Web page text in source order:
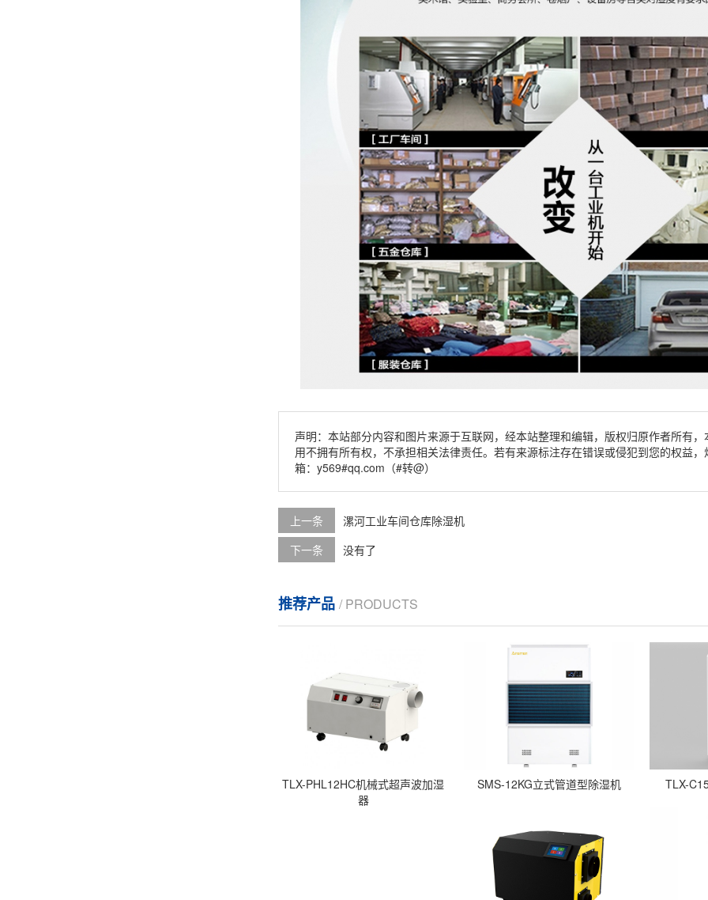
声明：本站部分内容和图片来源于互联网，经本站整理和编辑，版权归原作者所有
用不拥有所有权，不承担相关法律责任。若有来源标注存在错误或侵犯到您的权益
箱：y569#qq.com（#转@）
上一条
漯河工业车间仓库除湿机
下一条
没有了
推荐产品 / PRODUCTS
TLX-PHL12HC机械式超声波加湿
器
SMS-12KG立式管道型除湿机 TLX-